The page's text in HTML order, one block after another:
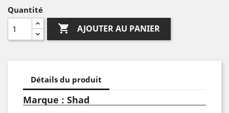
Quantité
 AJOUTER AU PANIER
Détails du produit
Marque : Shad